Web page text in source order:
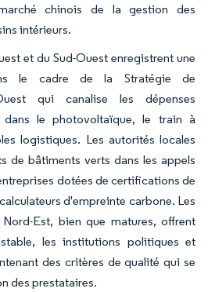
chinois de la gestion des
intérieurs.
et du Sud-Ouest enregistrent une
le cadre de la Stratégie de
qui canalise les dépenses
dans le photovoltaïque, le train à
logistiques. Les autorités locales
de bâtiments verts dans les appels
dotées de certifications de
d'empreinte carbone. Les
Est, bien que matures, offrent
les institutions politiques et
des critères de qualité qui se
des prestataires.